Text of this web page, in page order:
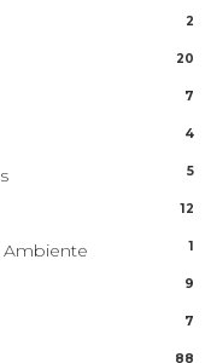
2
20
7
4
5
12
Ambiente 1
9
7
88